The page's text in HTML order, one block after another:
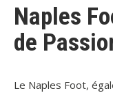
Naples
de
Le Naples Foot,